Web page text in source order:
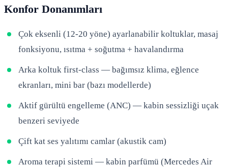
Konfor Donanımları
Çok eksenli (12-20 yöne) ayarlanabilir koltuklar, masaj
fonksiyonu, ısıtma + soğutma + havalandırma
Arka koltuk first-class — bağımsız klima, eğlence
ekranları, mini bar (bazı modellerde)
Aktif gürültü engelleme (ANC) — kabin sessizliği uçak
benzeri seviyede
Çift kat ses yalıtımı camlar (akustik cam)
Aroma terapi sistemi — kabin parfümü (Mercedes Air